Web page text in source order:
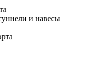
и навесы